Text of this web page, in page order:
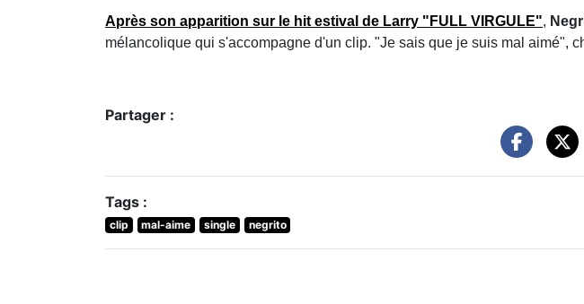
Après son apparition sur le hit estival de Larry "FULL VIRGULE",
mélancolique qui s'accompagne d'un clip. "Je sais que je suis mal aimé",
Partager :
Tags :
clip mal-aime single negrito